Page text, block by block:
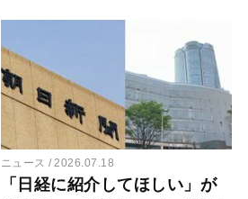
ニュース 2026.07.18
「日経に紹介してほしい」が